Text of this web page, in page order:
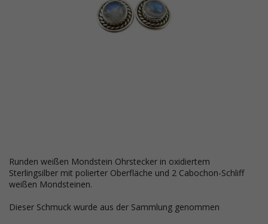
runden weißen Mondstein Ohrstecker in oxidiertem
Sterlingsilber mit polierter Oberfläche und 2 Cabochon-Schliff
weißen Mondsteinen.
Dieser Schmuck wurde aus der Sammlung genommen